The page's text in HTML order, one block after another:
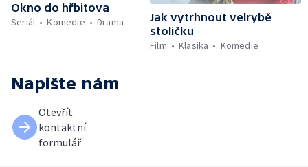
Okno do hřbitova
Seriál
Komedie Drama
Jak vytrhnout velrybě
stoličku
Film
Klasika Komedie
Napište nám
Otevřít
kontaktní
formulář